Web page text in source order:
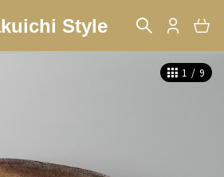
1 / 9